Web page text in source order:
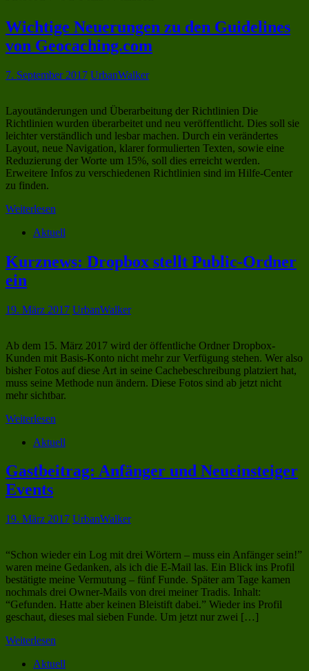
Wichtige Neuerungen zu den Guidelines
von Geocaching.com
7. September 2017 UrbanWalker
Layoutänderungen und Überarbeitung der Richtlinien Die
Richtlinien wurden überarbeitet und neu veröffentlicht. Dies soll sie
leichter verständlich und lesbar machen. Durch ein verändertes
Layout, neue Navigation, klarer formulierten Texten, sowie eine
Reduzierung der Worte um 15%, soll dies erreicht werden.
Erweitere Infos zu verschiedenen Richtlinien sind im Hilfe-Center
zu finden.
Weiterlesen
Aktuell
Kurznews: Dropbox stellt Public-Ordner
ein
19. März 2017 UrbanWalker
Ab dem 15. März 2017 wird der öffentliche Ordner Dropbox-
Kunden mit Basis-Konto nicht mehr zur Verfügung stehen. Wer also
bisher Fotos auf diese Art in seine Cachebeschreibung platziert hat,
muss seine Methode nun ändern. Diese Fotos sind ab jetzt nicht
mehr sichtbar.
Weiterlesen
Aktuell
Gastbeitrag: Anfänger und Neueinsteiger
Events
19. März 2017 UrbanWalker
“Schon wieder ein Log mit drei Wörtern – muss ein Anfänger sein!”
waren meine Gedanken, als ich die E-Mail las. Ein Blick ins Profil
bestätigte meine Vermutung – fünf Funde. Später am Tage kamen
nochmals drei Owner-Mails von drei meiner Tradis. Inhalt:
“Gefunden. Hatte aber keinen Bleistift dabei.” Wieder ins Profil
geschaut, dieses mal sieben Funde. Um jetzt nur zwei […]
Weiterlesen
Aktuell